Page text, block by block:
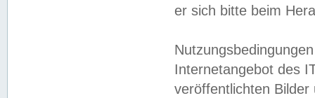
er sich bitte beim
Internetangebot des
veröffentlichten